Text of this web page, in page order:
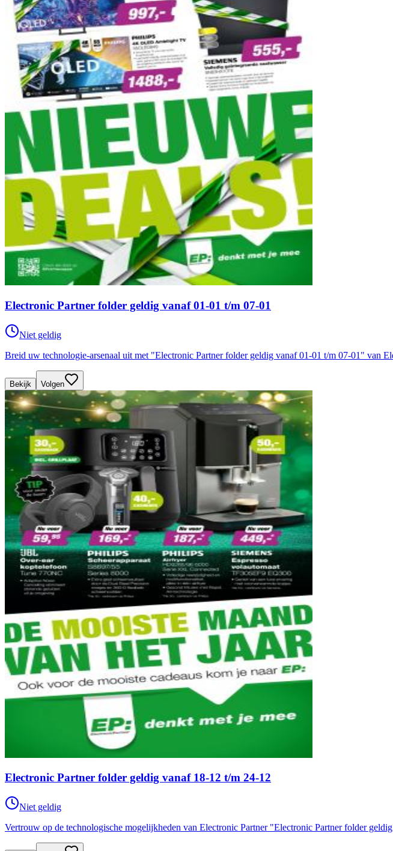
Electronic Partner folder geldig vanaf 01-01 t/m 07-01
Niet geldig
Breid uw technologie-arsenaal uit met "Electronic Partner folder geldig vanaf 01-01 t/m 07-01" van
Bekijk Volgen
Electronic Partner folder geldig vanaf 18-12 t/m 24-12
Niet geldig
Vertrouw op de technologische mogelijkheden van Electronic Partner "Electronic Partner folder